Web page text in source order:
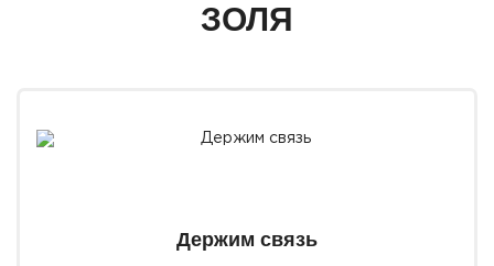
ЗОЛЯ
Держим связь